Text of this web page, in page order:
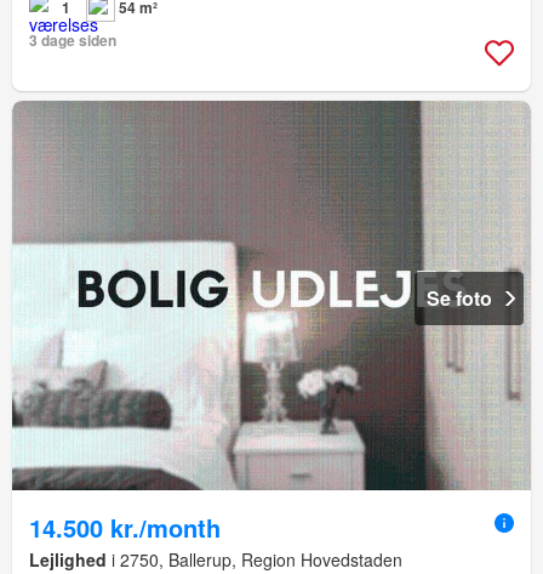
1
54 m²
3 dage siden
Se foto
14.500 kr./month
Lejlighed i 2750, Ballerup, Region Hovedstaden